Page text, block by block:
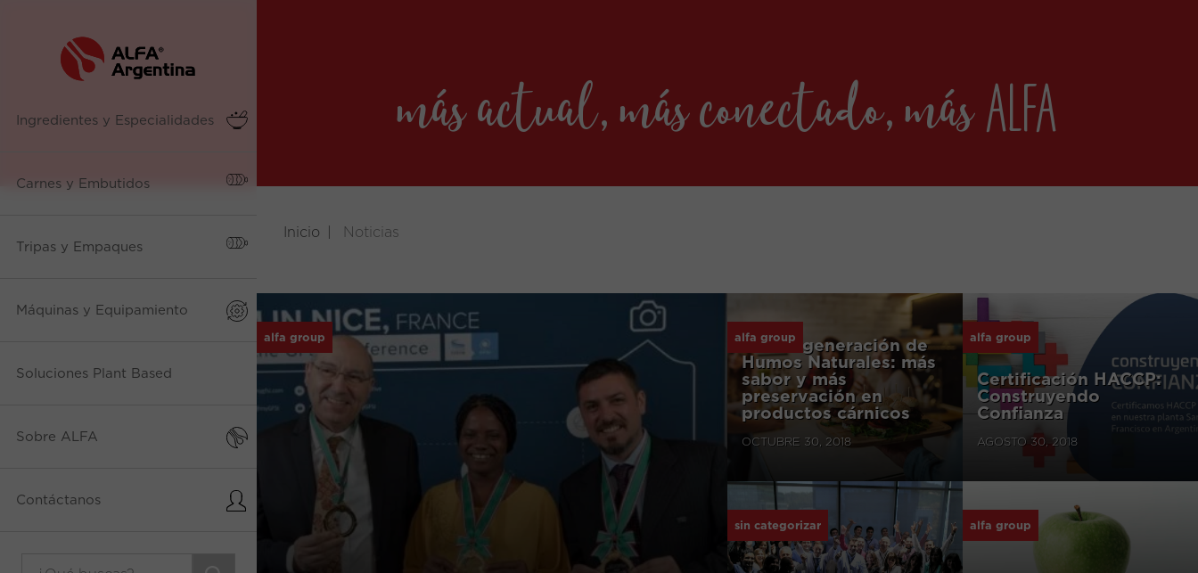
Ingredientes y Especialidades
Carnes y Embutidos
Tripas y Empaques
Máquinas y Equipamiento
Soluciones Plant Based
Sobre ALFA
Contáctanos
más actual, más conectado, más alfa
Inicio Noticias
alfa group
Nueva generación de
Humos Naturales: más
sabor y más
preservación en
productos cárnicos
OCTUBRE 30, 2018
alfa group
Certificación HACCP:
Construyendo
Confianza
AGOSTO 30, 2018
alfa group
sin categorizar alfa group